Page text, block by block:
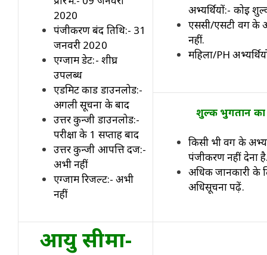
2020
पंजीकरण बंद तिथि:- 31
जनवरी 2020
एग्जाम डेट:- शीघ्र
उपलब्ध
एडमिट कार्ड डाउनलोड:-
अगली सूचना के बाद
उत्तर कुन्जी डाउनलोड:-
परीक्षा के 1 सप्ताह बाद
उत्तर कुन्जी आपत्ति दर्ज:-
अभी नहीं
एग्जाम रिजल्ट:- अभी
नहीं
अभ्यर्थियों:- कोई
एससी/एसटी वर्ग के
नहीं.
महिला/PH
शुल्क भुगतान का
किसी भी वर्ग के
पंजीकरण नहीं देना
अधिक जानकारी के
अधिसूचना पढ़ें.
आयु सीमा-